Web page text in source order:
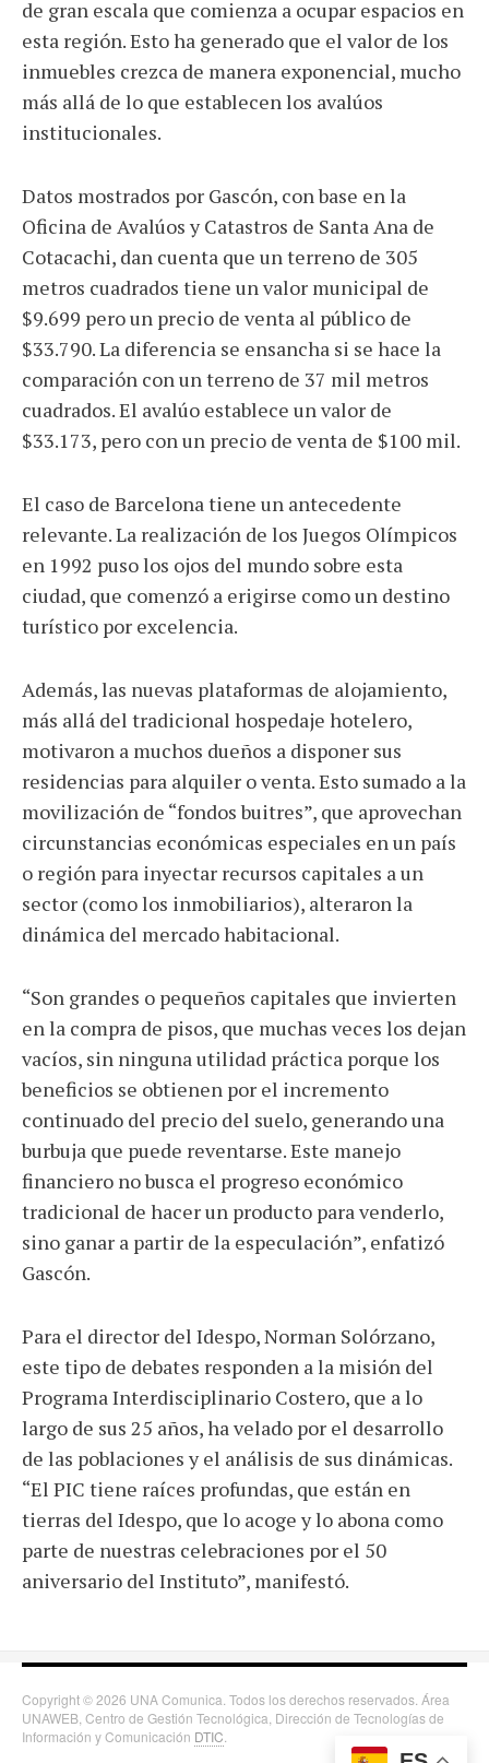
de gran escala que comienza a ocupar espacios en
esta región. Esto ha generado que el valor de los
inmuebles crezca de manera exponencial, mucho
más allá de lo que establecen los avalúos
institucionales.
Datos mostrados por Gascón, con base en la
Oficina de Avalúos y Catastros de Santa Ana de
Cotacachi, dan cuenta que un terreno de 305
metros cuadrados tiene un valor municipal de
$9.699 pero un precio de venta al público de
$33.790. La diferencia se ensancha si se hace la
comparación con un terreno de 37 mil metros
cuadrados. El avalúo establece un valor de
$33.173, pero con un precio de venta de $100 mil.
El caso de Barcelona tiene un antecedente
relevante. La realización de los Juegos Olímpicos
en 1992 puso los ojos del mundo sobre esta
ciudad, que comenzó a erigirse como un destino
turístico por excelencia.
Además, las nuevas plataformas de alojamiento,
más allá del tradicional hospedaje hotelero,
motivaron a muchos dueños a disponer sus
residencias para alquiler o venta. Esto sumado a la
movilización de “fondos buitres”, que aprovechan
circunstancias económicas especiales en un país
o región para inyectar recursos capitales a un
sector (como los inmobiliarios), alteraron la
dinámica del mercado habitacional.
“Son grandes o pequeños capitales que invierten
en la compra de pisos, que muchas veces los dejan
vacíos, sin ninguna utilidad práctica porque los
beneficios se obtienen por el incremento
continuado del precio del suelo, generando una
burbuja que puede reventarse. Este manejo
financiero no busca el progreso económico
tradicional de hacer un producto para venderlo,
sino ganar a partir de la especulación”, enfatizó
Gascón.
Para el director del Idespo, Norman Solórzano,
este tipo de debates responden a la misión del
Programa Interdisciplinario Costero, que a lo
largo de sus 25 años, ha velado por el desarrollo
de las poblaciones y el análisis de sus dinámicas.
“El PIC tiene raíces profundas, que están en
tierras del Idespo, que lo acoge y lo abona como
parte de nuestras celebraciones por el 50
aniversario del Instituto”, manifestó.
Copyright © 2026 UNA Comunica. Todos los derechos reservados. Área
UNAWEB, Centro de Gestión Tecnológica, Dirección de Tecnologías de
Información y Comunicación DTIC